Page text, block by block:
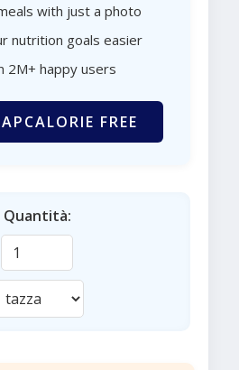
with just a photo
nutrition goals easier
2M+ happy users
FREE
Quantità: